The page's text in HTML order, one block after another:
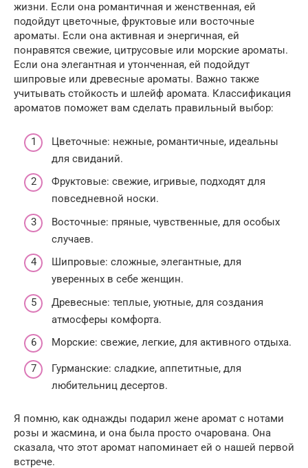
жизни. Если она романтичная и женственная, ей
подойдут цветочные, фруктовые или восточные
ароматы. Если она активная и энергичная, ей
понравятся свежие, цитрусовые или морские ароматы.
Если она элегантная и утонченная, ей подойдут
шипровые или древесные ароматы. Важно также
учитывать стойкость и шлейф аромата. Классификация
ароматов поможет вам сделать правильный выбор:
Цветочные: нежные, романтичные, идеальны
для свиданий.
Фруктовые: свежие, игривые, подходят для
повседневной носки.
Восточные: пряные, чувственные, для особых
случаев.
Шипровые: сложные, элегантные, для
уверенных в себе женщин.
Древесные: теплые, уютные, для создания
атмосферы комфорта.
Морские: свежие, легкие, для активного отдыха.
Гурманские: сладкие, аппетитные, для
любительниц десертов.
Я помню, как однажды подарил жене аромат с нотами
розы и жасмина, и она была просто очарована. Она
сказала, что этот аромат напоминает ей о нашей первой
встрече.